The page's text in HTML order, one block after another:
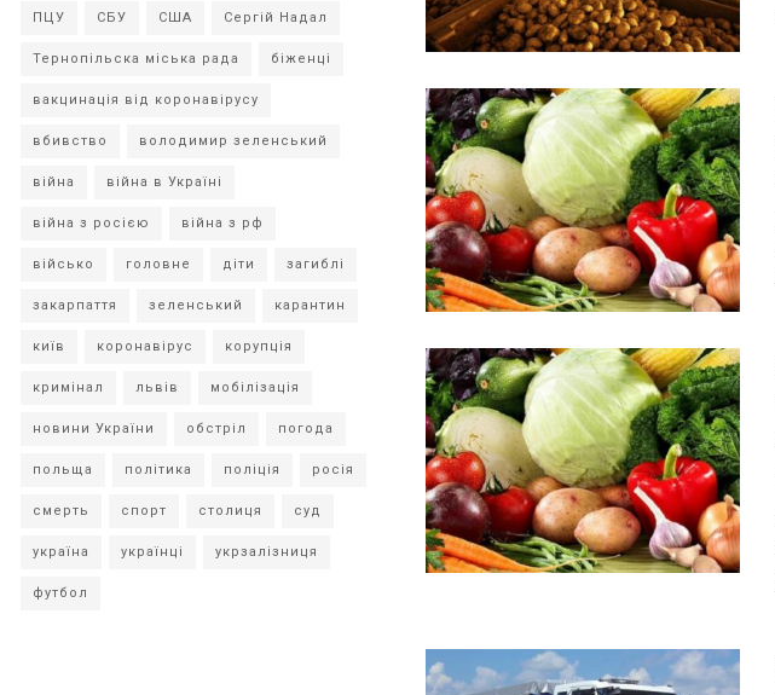
ПЦУ СБУ США Сергій Надал
Тернопільска міська рада біженці
вакцинація від коронавірусу
вбивство володимир зеленський
війна війна в Україні
війна з росією війна з рф
військо головне діти загиблі
закарпаття зеленський карантин
київ коронавірус корупція
кримінал львів мобілізація
новини України обстріл погода
польща політика поліція росія
смерть спорт столиця суд
україна українці укрзалізниця
футбол